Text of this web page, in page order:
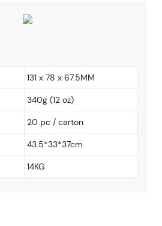
131 x 78 x 67.5MM
340g (12 oz)
20 pc / carton
43.5*33*37cm
14KG